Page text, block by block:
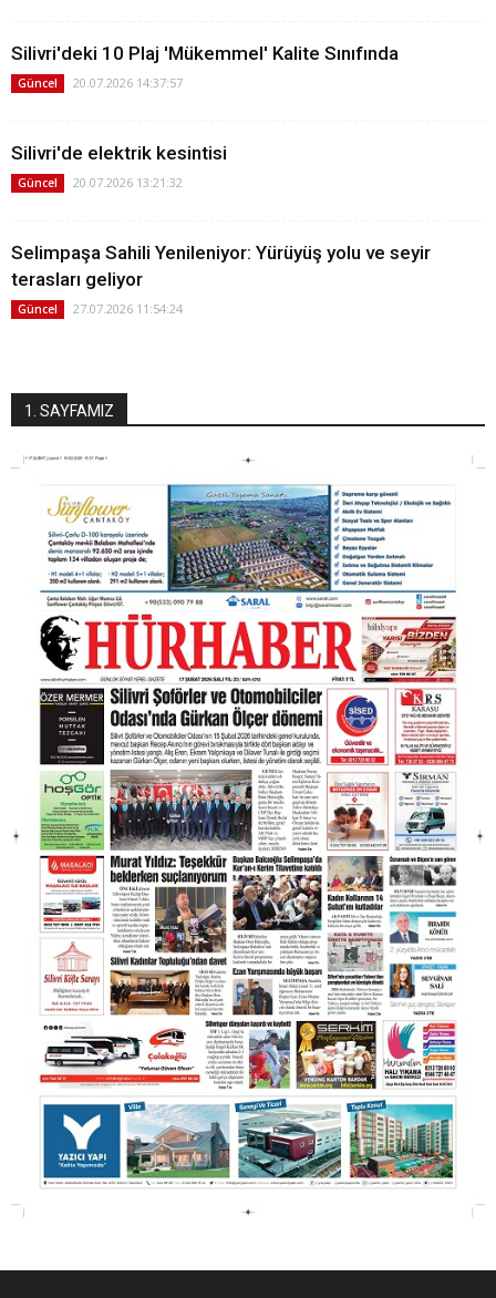
Silivri'deki 10 Plaj 'Mükemmel' Kalite Sınıfında
Güncel 20.07.2026 14:37:57
Silivri'de elektrik kesintisi
Güncel 20.07.2026 13:21:32
Selimpaşa Sahili Yenileniyor: Yürüyüş yolu ve seyir
terasları geliyor
Güncel 27.07.2026 11:54:24
1. SAYFAMIZ